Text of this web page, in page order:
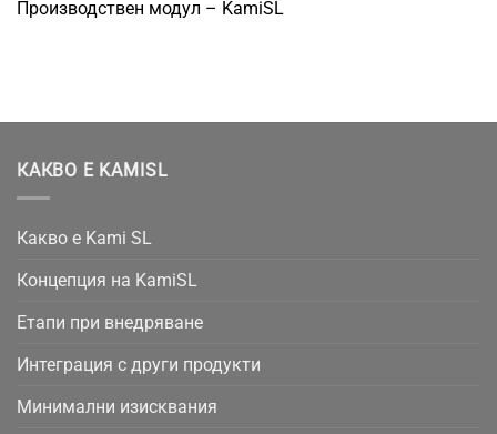
Производствен модул – KamiSL
КАКВО Е KAMISL
Какво е Kami SL
Концепция на KamiSL
Етапи при внедряване
Интеграция с други продукти
Минимални изисквания